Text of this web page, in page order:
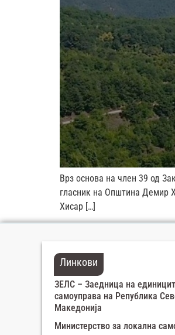
Врз основа на член 39 од
гласник на Општина Демир
Хисар […]
Линкови
ЗЕЛС – Заедница на
самоуправа на Република
Македонија
Министерство за локална